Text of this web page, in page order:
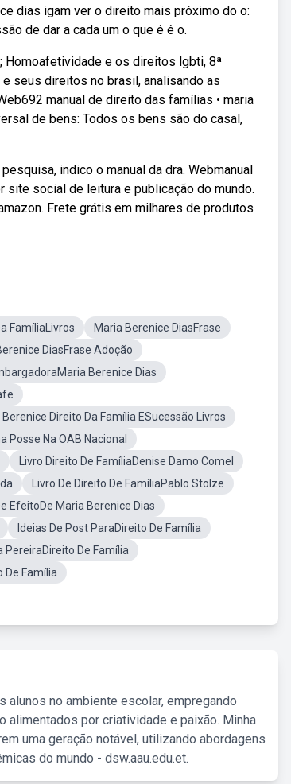
dias igam ver o direito mais próximo do o:
de dar a cada um o que é é o.
Homoafetividade e os direitos lgbti, 8ª
seus direitos no brasil, analisando as
manual de direito das famílias • maria
de bens: Todos os bens são do casal,
indico o manual da dra. Webmanual
social de leitura e publicação do mundo.
Frete grátis em milhares de produtos
FamíliaLivros
Maria Berenice DiasFrase
DiasFrase Adoção
Berenice Dias
Berenice Direito Da Família ESucessão Livros
Posse Na OAB Nacional
Livro Direito De FamíliaDenise Damo Comel
Livro De Direito De FamíliaPablo Stolze
EfeitoDe Maria Berenice Dias
Ideias De Post ParaDireito De Família
PereiraDireito De Família
De Família
alunos no ambiente escolar, empregando
por criatividade e paixão. Minha
uma geração notável, utilizando abordagens
do mundo - dsw.aau.edu.et.